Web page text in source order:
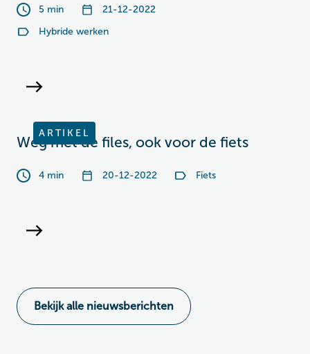
5 min
21-12-2022
Hybride werken
ARTIKEL
Weg met de files, ook voor de fiets
4 min 20-12-2022 Fiets
Bekijk alle nieuwsberichten